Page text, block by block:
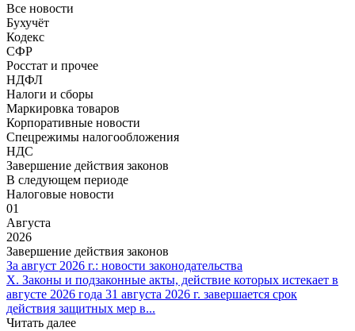
Все новости
Бухучёт
Кодекс
СФР
Росстат и прочее
НДФЛ
Налоги и сборы
Маркировка товаров
Корпоративные новости
Спецрежимы налогообложения
НДС
Завершение действия законов
В следующем периоде
Налоговые новости
01
Августа
2026
Завершение действия законов
За август 2026 г.: новости законодательства
X. Законы и подзаконные акты, действие которых истекает в
августе 2026 года 31 августа 2026 г. завершается срок
действия защитных мер в...
Читать далее